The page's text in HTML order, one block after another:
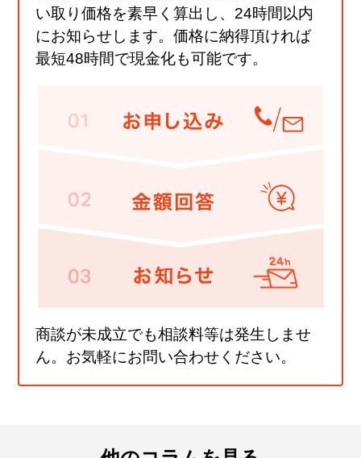
い取り価格を素早く算出し、24時間以内
にお知らせします。価格に納得頂ければ
最短48時間で現金化も可能です。
商談が未成立でも相談料等は発生しませ
ん。お気軽にお問い合わせください。